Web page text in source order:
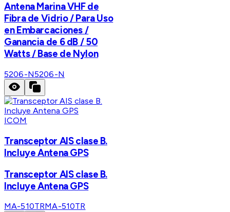
Antena Marina VHF de
Fibra de Vidrio / Para Uso
en Embarcaciones /
Ganancia de 6 dB / 50
Watts / Base de Nylon
5206-N5206-N
ICOM
Transceptor AIS clase B.
Incluye Antena GPS
Transceptor AIS clase B.
Incluye Antena GPS
MA-510TRMA-510TR